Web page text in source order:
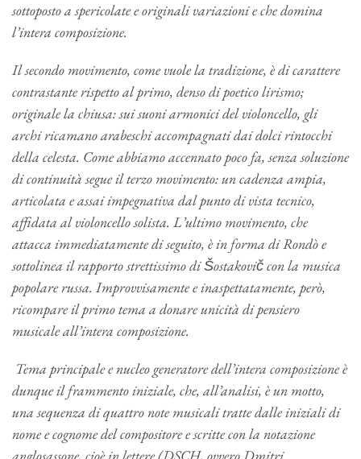
sottoposto a spericolate e originali variazioni e che domina
l’intera composizione.
Il secondo movimento, come vuole la tradizione, è di carattere
contrastante rispetto al primo, denso di poetico lirismo;
originale la chiusa: sui suoni armonici del violoncello, gli
archi ricamano arabeschi accompagnati dai dolci rintocchi
della celesta. Come abbiamo accennato poco fa, senza soluzione
di continuità segue il terzo movimento: un cadenza ampia,
articolata e assai impegnativa dal punto di vista tecnico,
affidata al violoncello solista. L’ultimo movimento, che
attacca immediatamente di seguito, è in forma di Rondò e
sottolinea il rapporto strettissimo di Šostakovič con la musica
popolare russa. Improvvisamente e inaspettatamente, però,
ricompare il primo tema a donare unicità di pensiero
musicale all’intera composizione.
Tema principale e nucleo generatore dell’intera composizione è
dunque il frammento iniziale, che, all’analisi, è un motto,
una sequenza di quattro note musicali tratte dalle iniziali di
nome e cognome del compositore e scritte con la notazione